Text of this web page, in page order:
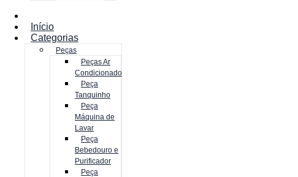
Início
Categorias
Peças
Peças Ar
Condicionado
Peça
Tanquinho
Peça
Máquina de
Lavar
Peça
Bebedouro e
Purificador
Peça